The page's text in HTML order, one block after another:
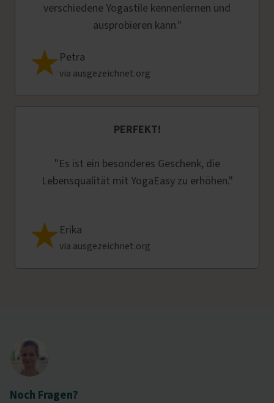
verschiedene Yogastile kennenlernen und
ausprobieren kann."
Petra
via ausgezeichnet.org
PERFEKT!
"Es ist ein besonderes Geschenk, die
Lebensqualität mit YogaEasy zu erhöhen."
Erika
via ausgezeichnet.org
Noch Fragen?